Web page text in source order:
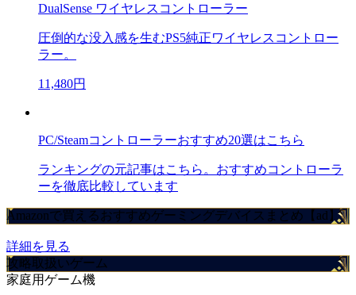
DualSense ワイヤレスコントローラー
圧倒的な没入感を生むPS5純正ワイヤレスコントロー
ラー。
11,480円
PC/Steamコントローラーおすすめ20選はこちら
ランキングの元記事はこちら。おすすめコントローラ
ーを徹底比較しています
Amazonで買えるおすすめゲーミングデバイスまとめ【ad】
詳細を見る
攻略取扱いゲーム
家庭用ゲーム機